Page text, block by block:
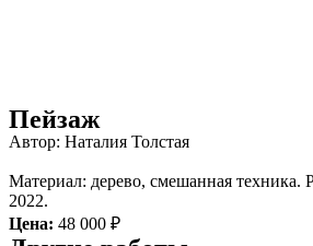
Пейзаж
Автор: Наталия Толстая
Материал: дерево, смешанная техника.
2022.
Цена: 48 000 ₽